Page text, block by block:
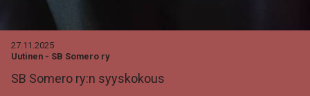
27.11.2025
Uutinen - SB Somero ry
SB Somero ry:n syyskokous